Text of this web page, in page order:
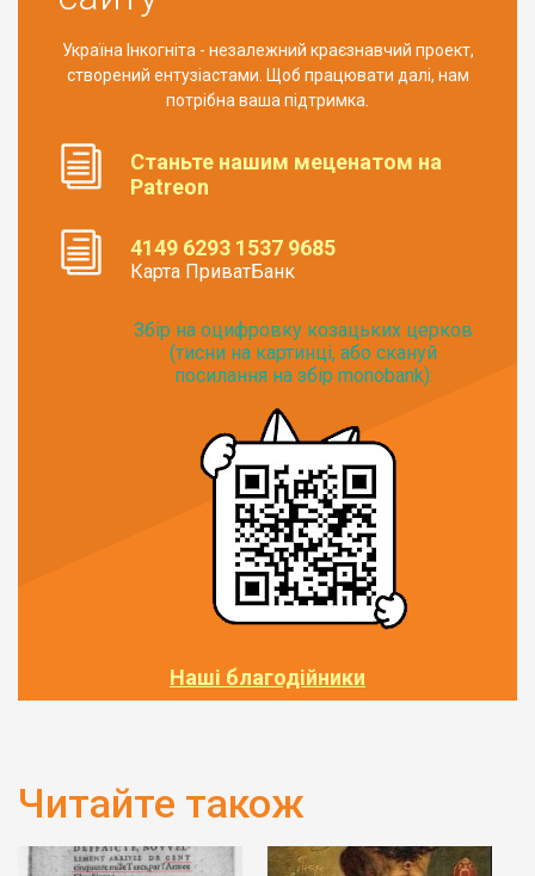
Україна Інкогніта - незалежний краєзнавчий проект,
створений ентузіастами. Щоб працювати далі, нам
потрібна ваша підтримка.
Станьте нашим меценатом на
Patreon
4149 6293 1537 9685
Карта ПриватБанк
Збір на оцифровку козацьких церков
(тисни на картинці, або скануй
посилання на збір monobank):
Наші благодійники
Читайте також